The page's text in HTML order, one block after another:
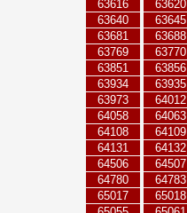
63616
63620
63640
63645
63681
63688
63769
63770
63851
63856
63934
63935
63973
64012
64058
64063
64108
64109
64131
64132
64506
64507
64780
64783
65017
65018